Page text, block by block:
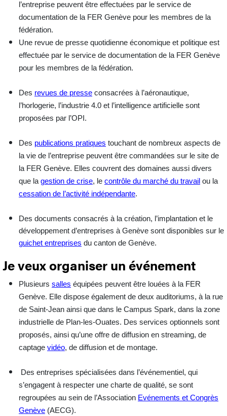
l’entreprise peuvent être effectuées par le service de
documentation de la FER Genève pour les membres de la
fédération.
Une revue de presse quotidienne économique et politique est
effectuée par le service de documentation de la FER Genève
pour les membres de la fédération.
Des revues de presse consacrées à l’aéronautique,
l’horlogerie, l’industrie 4.0 et l’intelligence artificielle sont
proposées par l’OPI.
Des publications pratiques touchant de nombreux aspects de
la vie de l’entreprise peuvent être commandées sur le site de
la FER Genève. Elles couvrent des domaines aussi divers
que lagestion de crise, le contrôle du marché du travail ou la
cessation de l’activité indépendante.
Des documents consacrés à la création, l’implantation et le
développement d’entreprises à Genève sont disponibles sur le
guichet entreprises du canton de Genève.
Je veux organiser un événement
Plusieurs salles équipées peuvent être louées à la FER
Genève. Elle dispose également de deux auditoriums, à la rue
de Saint-Jean ainsi que dans le Campus Spark, dans la zone
industrielle de Plan-les-Ouates. Des services optionnels sont
proposés, ainsi qu’une offre de diffusion en streaming, de
captage vidéo, de diffusion et de montage.
Des entreprises spécialisées dans l’événementiel , qui
s’engagent à respecter une charte de qualité, se sont
regroupées au sein de l’Association Evénements et Congrès
Genève (AECG).